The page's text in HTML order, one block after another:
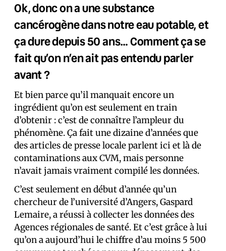
Ok, donc on a une substance
cancérogène dans notre eau potable, et
ça dure depuis 50 ans… Comment ça se
fait qu’on n’en ait pas entendu parler
avant ?
Et bien parce qu’il manquait encore un
ingrédient qu’on est seulement en train
d’obtenir : c’est de connaître l’ampleur du
phénomène. Ça fait une dizaine d’années que
des articles de presse locale parlent ici et là de
contaminations aux CVM, mais personne
n’avait jamais vraiment compilé les données.
C’est seulement en début d’année qu’un
chercheur de l’université d’Angers, Gaspard
Lemaire, a réussi à collecter les données des
Agences régionales de santé. Et c’est grâce à lui
qu’on a aujourd’hui le chiffre d’au moins 5 500